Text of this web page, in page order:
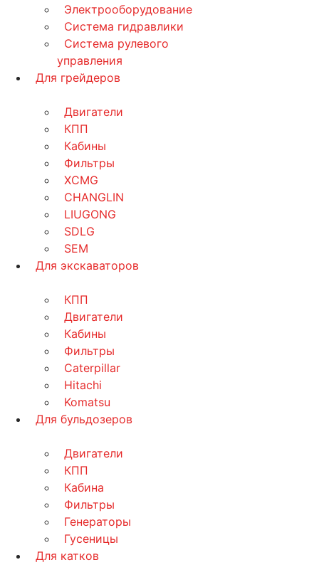
Электрооборудование
Система гидравлики
Система рулевого
управления
Для грейдеров
Двигатели
КПП
Кабины
Фильтры
XCMG
CHANGLIN
LIUGONG
SDLG
SEM
Для экскаваторов
КПП
Двигатели
Кабины
Фильтры
Caterpillar
Hitachi
Komatsu
Для бульдозеров
Двигатели
КПП
Кабина
Фильтры
Генераторы
Гусеницы
Для катков